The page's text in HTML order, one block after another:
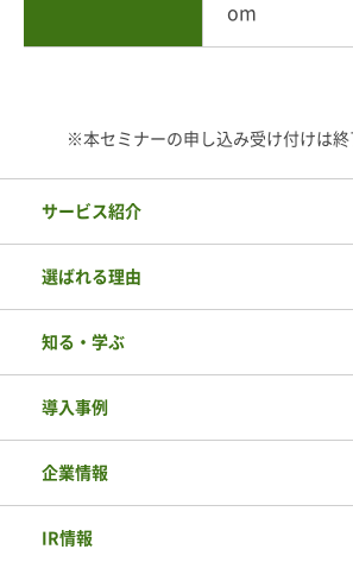
om
※本セミナーの申し込み受け付けは終
サービス紹介
選ばれる理由
知る・学ぶ
導入事例
企業情報
IR情報